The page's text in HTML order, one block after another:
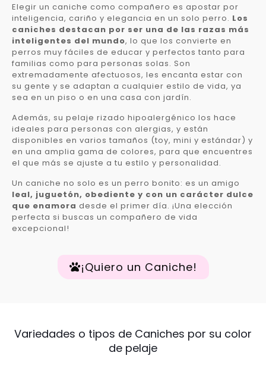
Elegir un caniche como compañero es apostar por
inteligencia, cariño y elegancia en un solo perro. Los
caniches destacan por ser una de las razas más
inteligentes del mundo, lo que los convierte en
perros muy fáciles de educar y perfectos tanto para
familias como para personas solas. Son
extremadamente afectuosos, les encanta estar con
su gente y se adaptan a cualquier estilo de vida, ya
sea en un piso o en una casa con jardín.
Además, su pelaje rizado hipoalergénico los hace
ideales para personas con alergias, y están
disponibles en varios tamaños (toy, mini y estándar) y
en una amplia gama de colores, para que encuentres
el que más se ajuste a tu estilo y personalidad.
Un caniche no solo es un perro bonito: es un amigo
leal, juguetón, obediente y con un carácter dulce
que enamora desde el primer día. ¡Una elección
perfecta si buscas un compañero de vida
excepcional!
¡Quiero un Caniche!
Variedades o tipos de Caniches por su color
de pelaje